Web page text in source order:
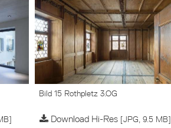
Bild 15 Rothpletz 3.OG
Download Hi-Res [JPG, 9.5 MB]